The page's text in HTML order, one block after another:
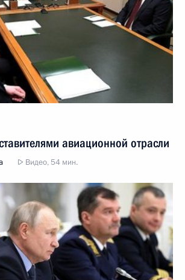
авиационной отрасли
Видео, 54 мин.